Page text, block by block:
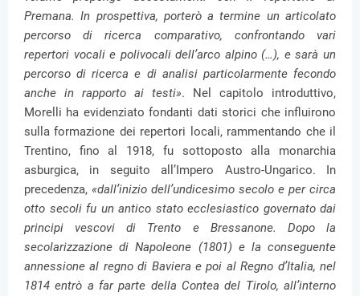
Premana. In prospettiva, porterò a termine un articolato
percorso di ricerca comparativo, confrontando vari
repertori vocali e polivocali dell’arco alpino (…), e sarà un
percorso di ricerca e di analisi particolarmente fecondo
anche in rapporto ai testi». Nel capitolo introduttivo,
Morelli ha evidenziato fondanti dati storici che influirono
sulla formazione dei repertori locali, rammentando che il
Trentino, fino al 1918, fu sottoposto alla monarchia
asburgica, in seguito all’Impero Austro-Ungarico. In
precedenza, «dall’inizio dell’undicesimo secolo e per circa
otto secoli fu un antico stato ecclesiastico governato dai
principi vescovi di Trento e Bressanone. Dopo la
secolarizzazione di Napoleone (1801) e la conseguente
annessione al regno di Baviera e poi al Regno d’Italia, nel
1814 entrò a far parte della Contea del Tirolo, all’interno